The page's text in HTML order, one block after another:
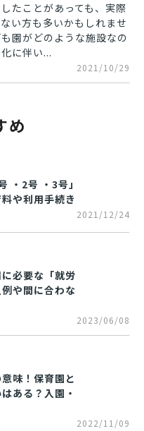
たことがあっても、実際
い方も多いかもしれませ
園がどのような施設なの
に伴い...
2021/10/29
め
・2号 ・3号」
や利用手続き
2021/12/24
必要な「就労
や間に合わな
2023/06/08
味！保育園と
ある？入園・
2022/11/09